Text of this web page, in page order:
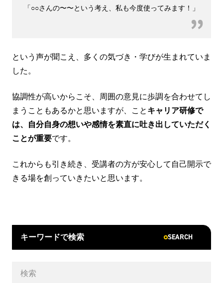
「○○さんの〜〜という考え、私も今度使ってみます！」
という声が聞こえ、多くの気づき・学びが生まれていま
した。
協調性が高いからこそ、周囲の意見に歩調を合わせてし
まうこともあるかと思いますが、こと キャリア研修で
は、自分自身の想いや感情を素直に吐き出していただく
ことが重要です。
これからも引き続き、受講者の方が安心して自己開示で
きる場を創っていきたいと思います。
キーワードで検索 SEARCH